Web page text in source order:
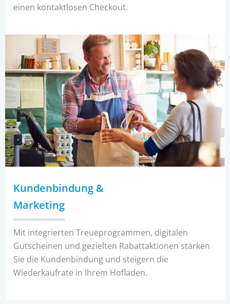
einen kontaktlosen Checkout.
Kundenbindung &
Marketing
Mit integrierten Treueprogrammen, digitalen
Gutscheinen und gezielten Rabattaktionen stärken
Sie die Kundenbindung und steigern die
Wiederkaufrate in Ihrem Hofladen.